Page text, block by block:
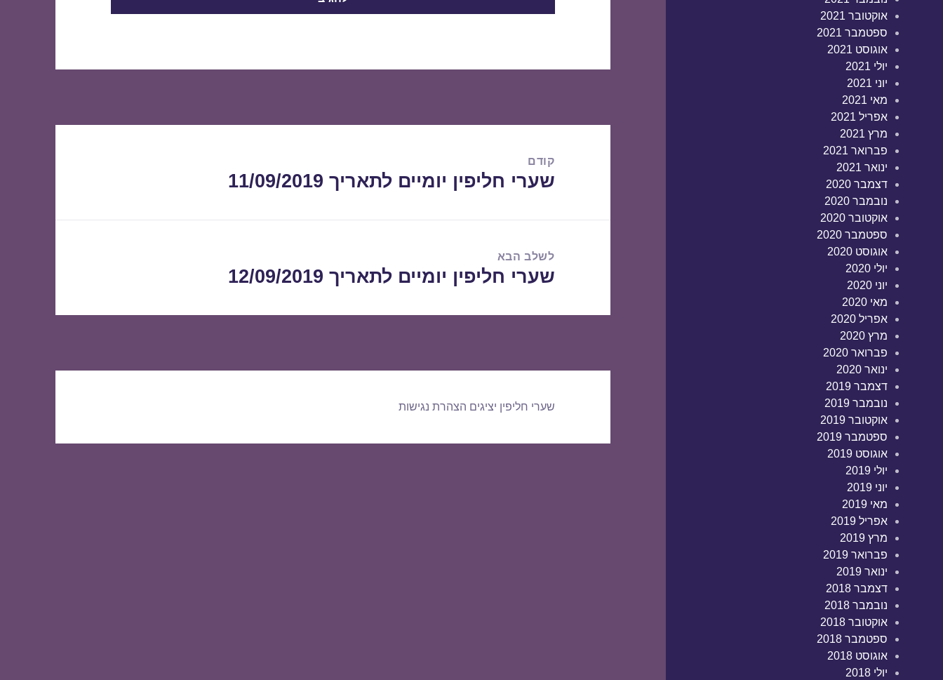
אוקטובר 2021
ספטמבר 2021
אוגוסט 2021
יולי 2021
יוני 2021
מאי 2021
אפריל 2021
מרץ 2021
פברואר 2021
ינואר 2021
דצמבר 2020
נובמבר 2020
אוקטובר 2020
ספטמבר 2020
אוגוסט 2020
יולי 2020
יוני 2020
מאי 2020
אפריל 2020
מרץ 2020
פברואר 2020
ינואר 2020
דצמבר 2019
נובמבר 2019
אוקטובר 2019
ספטמבר 2019
אוגוסט 2019
יולי 2019
יוני 2019
מאי 2019
אפריל 2019
מרץ 2019
פברואר 2019
ינואר 2019
דצמבר 2018
נובמבר 2018
אוקטובר 2018
ספטמבר 2018
אוגוסט 2018
יולי 2018
קודם
הפוסט
שערי חליפין יומיים לתאריך 11/09/2019
לשלב הבא
הפוסט
שערי חליפין יומיים לתאריך 12/09/2019
שערי חליפין יציגים הצהרת נגישות